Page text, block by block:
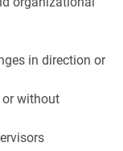
in direction or
without